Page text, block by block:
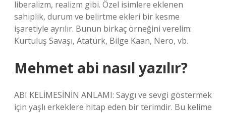
liberalizm, realizm gibi. Özel isimlere eklenen
sahiplik, durum ve belirtme ekleri bir kesme
işaretiyle ayrılır. Bunun birkaç örneğini verelim:
Kurtuluş Savaşı, Atatürk, Bilge Kaan, Nero, vb.
Mehmet abi nasıl yazılır?
ABI KELİMESİNİN ANLAMI: Saygı ve sevgi göstermek
için yaşlı erkeklere hitap eden bir terimdir. Bu kelime